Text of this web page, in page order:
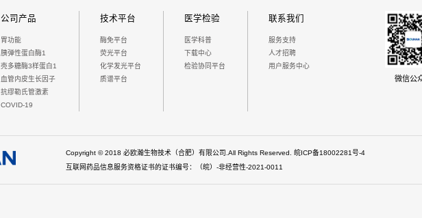
公司产品
胃功能
胰弹性蛋白酶1
壳多糖酶3样蛋白1
血管内皮生长因子
抗缪勒氏管激素
COVID-19
技术平台
酶免平台
荧光平台
化学发光平台
质谱平台
医学检验
医学科普
下载中心
检验协同平台
联系我们
服务支持
人才招聘
用户服务中心
微信公
Copyright © 2018 必欧瀚生物技术（合肥）有限公司.All Rights Reserved.皖ICP备18002281号-4
互联网药品信息服务资格证书的证书编号：（皖）-非经营性-2021-0011